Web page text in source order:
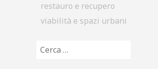
restauro e recupero
viabilità e spazi urbani
Ricerca per: